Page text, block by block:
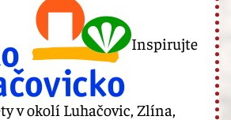
Inspirujte
v okolí Luhačovic, Zlína,